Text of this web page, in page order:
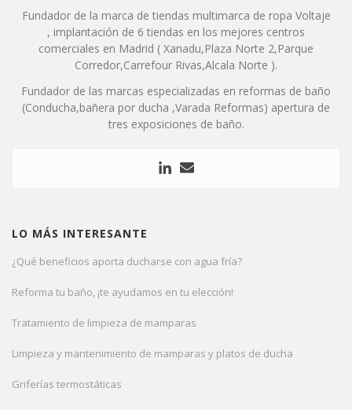
Fundador de la marca de tiendas multimarca de ropa Voltaje
, implantación de 6 tiendas en los mejores centros
comerciales en Madrid ( Xanadu,Plaza Norte 2,Parque
Corredor,Carrefour Rivas,Alcala Norte ).
Fundador de las marcas especializadas en reformas de baño
(Conducha,bañera por ducha ,Varada Reformas) apertura de
tres exposiciones de baño.
LO MÁS INTERESANTE
¿Qué beneficios aporta ducharse con agua fría?
Reforma tu baño, ¡te ayudamos en tu elección!
Tratamiento de limpieza de mamparas
Limpieza y mantenimiento de mamparas y platos de ducha
Griferías termostáticas